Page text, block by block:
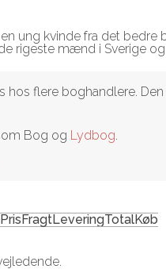
ung kvinde fra det
rigeste mænd i Sverige
flere boghandlere.
Bog og Lydbog.
PrisFragtLeveringTotalKøb